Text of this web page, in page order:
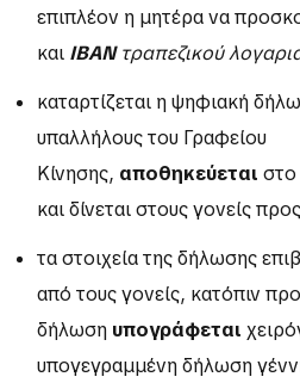
επιπλέον η μητέρα να
και IBANτραπεζικού
καταρτίζεται η ψηφιακή
υπαλλήλους του Γραφείου
Κίνησης, αποθηκεύεται στο
και δίνεται στους γονείς
τα στοιχεία της δήλωσης
από τους γονείς, κατόπιν
δήλωση υπογράφεται
υπογεγραμμένη δήλωση